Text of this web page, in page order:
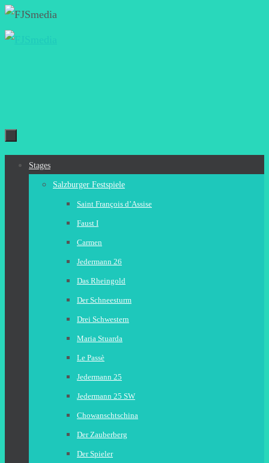
Zum
Inhalt
Zum
Stages
Salzburger Festspiele
Saint François d’Assise
Faust I
Carmen
Jedermann 26
Das Rheingold
Der Schneesturm
Drei Schwestern
Maria Stuarda
Le Passè
Jedermann 25
Jedermann 25 SW
Chowanschtschina
Der Zauberberg
Der Spieler